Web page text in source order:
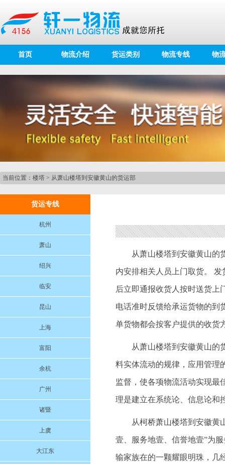
首页 物流介绍 货运类别 物流专线 物
当前位置： 楼塔 > 从萧山楼塔到安徽黄山的货运部
货运专线
杭州
萧山
绍兴
临安
昆山
上海
富阳
余杭
广州
诸暨
上虞
大江东
从萧山楼塔到安徽黄山的
内安排相关人员上门取货。
后立即通报收货人按时送货上
电话准时反馈给承运货物的到
单货物都会按客户提供的收货
从萧山楼塔到安徽黄山的
料实体流动的规律，应用管理
监督，使各项物流活动实现最
理是建立在系统论、信息论和
从柯桥萧山楼塔到安徽黄
壹、服务地壹、信誉地壹”为
输家族在的一颗耀眼明珠，几